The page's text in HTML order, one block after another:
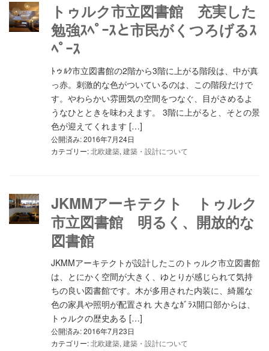
トゥルク市立図書館 充実した
勉強ｽﾍﾟｰｽと市民がくつろげるｽ
ﾍﾟｰｽ
ﾄゥﾙｸ市立図書館の2階から3階に上がる階段は、中が真
っ赤。刺激的な色がついているのは、この階段だけで
す。やわらかい雰囲気の空間をつなぐ、目がさめるよ
うなひとときを味わえます。 3階に上がると、そとの景
色が迎えてくれます […]
公開済み: 2016年7月24日
カテゴリー:北欧建築, 建築・設計について
JKMMアーキテクト トゥルク
市立図書館 明るく、開放的な
図書館
JKMMアーキテクトが設計したこのトゥルク市立図書館
は、とにかく空間が大きく、ゆとりが感じられて気持
ちの良い図書館です。木が多用された内装に、綺麗な
色の家具や照明が配置され 大きなｶﾞﾗｽ開口部からは、
トゥルクの歴史ある […]
公開済み: 2016年7月23日
カテゴリー:北欧建築, 建築・設計について